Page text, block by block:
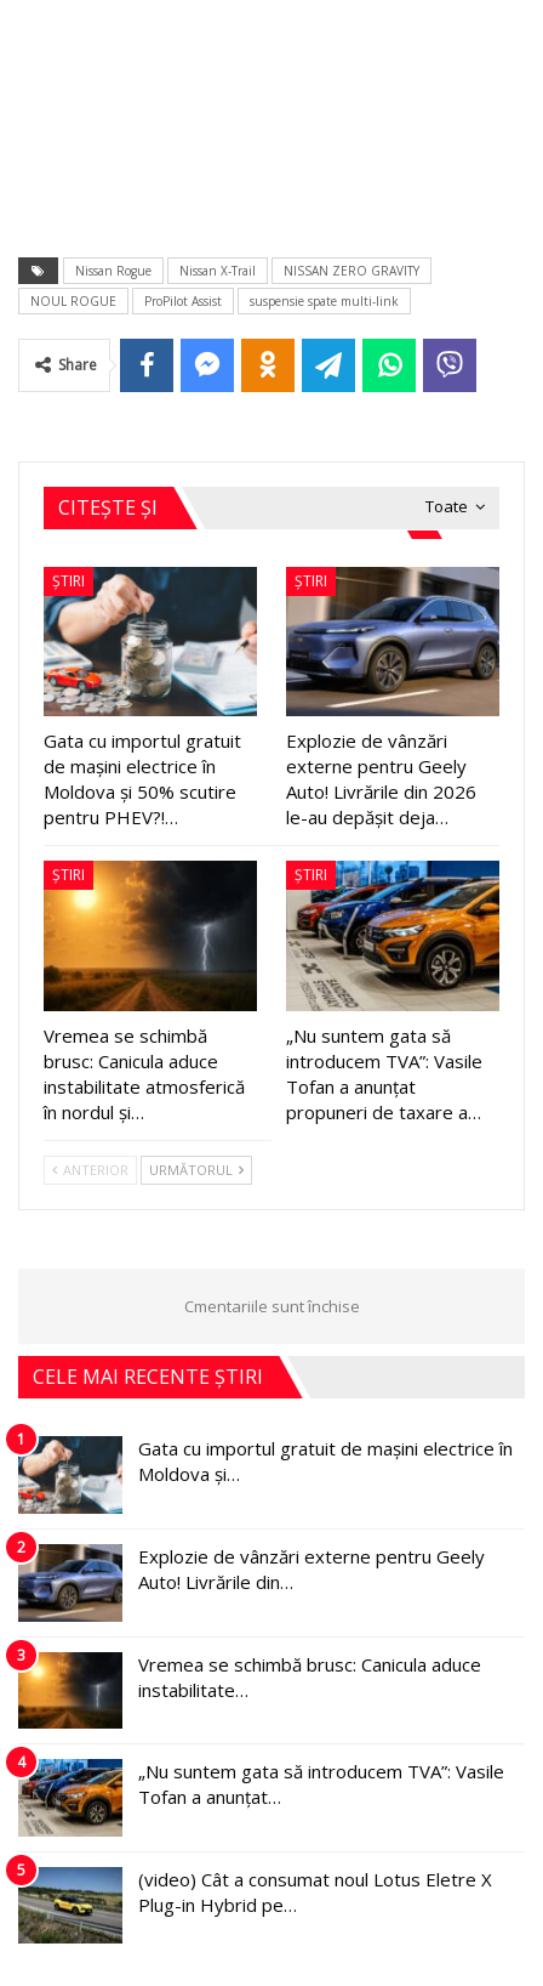
Nissan Rogue Nissan X-Trail
NISSAN ZERO GRAVITY
NOUL ROGUE
ProPilot Assist suspensie spate multi-link
Share
Toate
CITEȘTE ȘI
ȘTIRI
Gata cu importul gratuit
de mașini electrice în
Moldova și 50% scutire
pentru PHEV?!…
ȘTIRI
Explozie de vânzări
externe pentru Geely
Auto! Livrările din 2026
le-au depășit deja…
ȘTIRI
Vremea se schimbă
brusc: Canicula aduce
instabilitate atmosferică
în nordul și…
ȘTIRI
„Nu suntem gata să
introducem TVA”: Vasile
Tofan a anunțat
propuneri de taxare a…
ANTERIOR URMĂTORUL
Cmentariile sunt închise
CELE MAI RECENTE ȘTIRI
1
Gata cu importul gratuit de mașini electrice în
Moldova și…
2
Explozie de vânzări externe pentru Geely
Auto! Livrările din…
3
Vremea se schimbă brusc: Canicula aduce
instabilitate…
4
„Nu suntem gata să introducem TVA”: Vasile
Tofan a anunțat…
5
(video) Cât a consumat noul Lotus Eletre X
Plug-in Hybrid pe…